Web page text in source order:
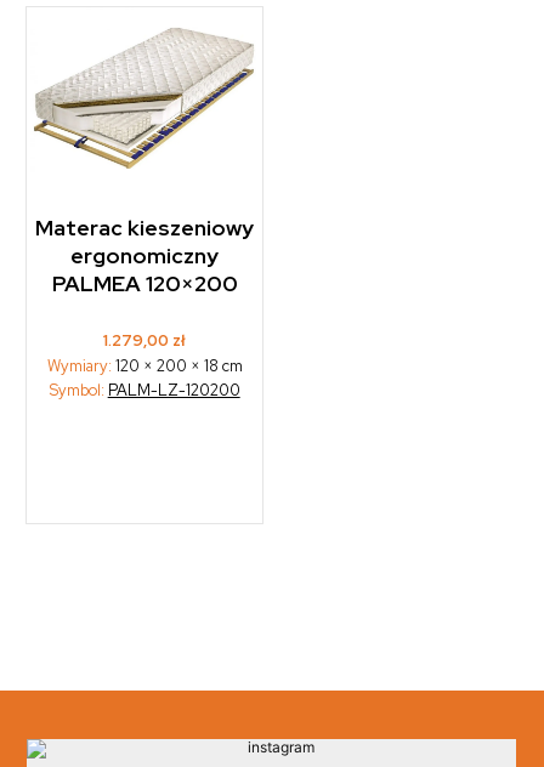
Materac kieszeniowy
ergonomiczny
PALMEA 120×200
1.279,00 zł
Wymiary: 120 × 200 × 18 cm
Symbol: PALM-LZ-120200